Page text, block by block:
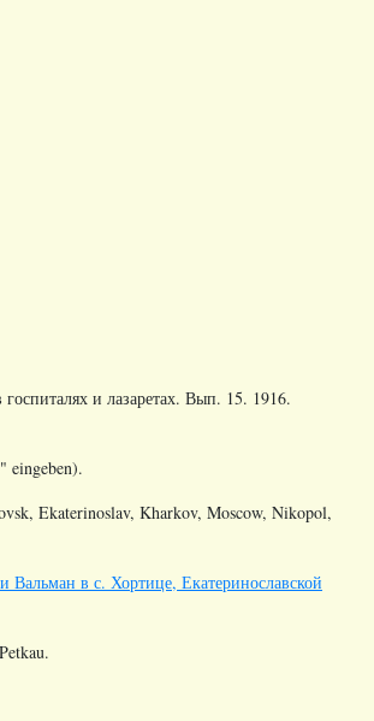
и лазаретах. Вып. 15. 1916.
" eingeben).
Ekaterinoslav, Kharkov, Moscow, Nikopol,
Вальман в с. Хортице, Екатеринославской